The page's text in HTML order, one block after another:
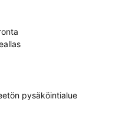
pysäköintialue